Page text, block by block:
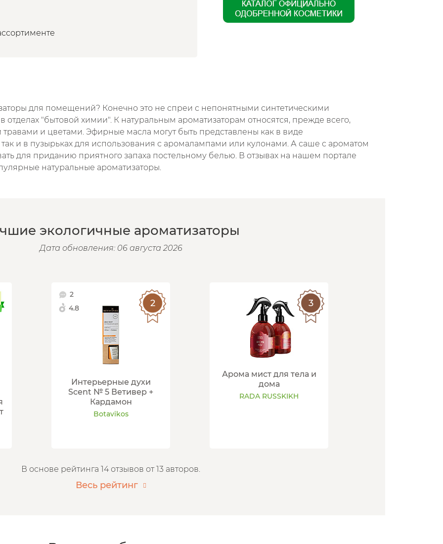
для помещений? Конечно это не спреи с непонятными синтетическими
отделах "бытовой химии". К натуральным ароматизаторам относятся, прежде всего,
и цветами. Эфирные масла могут быть представлены как в виде
и в пузырьках для использования с аромалампами или кулонами. А саше с ароматом
для приданию приятного запаха постельному белью. В отзывах на нашем портале
натуральные ароматизаторы.
экологичные ароматизаторы
Дата обновления: 06 августа 2026
2
4.8
Интерьерные духи
Scent № 5 Ветивер +
Кардамон
Botavikos
Арома мист для тела и
дома
RADA RUSSKIKH
В основе рейтинга 14 отзывов от 13 авторов.
Весь рейтинг